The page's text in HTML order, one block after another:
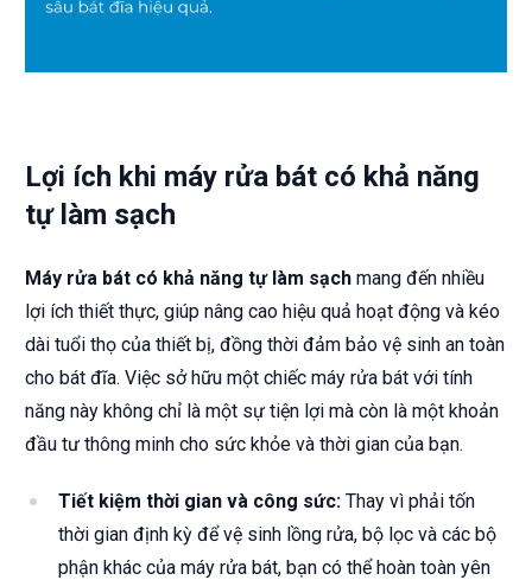
Lợi ích khi máy rửa bát có khả năng
tự làm sạch
Máy rửa bát có khả năng tự làm sạch mang đến nhiều
lợi ích thiết thực, giúp nâng cao hiệu quả hoạt động và kéo
dài tuổi thọ của thiết bị, đồng thời đảm bảo vệ sinh an toàn
cho bát đĩa. Việc sở hữu một chiếc máy rửa bát với tính
năng này không chỉ là một sự tiện lợi mà còn là một khoản
đầu tư thông minh cho sức khỏe và thời gian của bạn.
Tiết kiệm thời gian và công sức: Thay vì phải tốn
thời gian định kỳ để vệ sinh lồng rửa, bộ lọc và các bộ
phận khác của máy rửa bát, bạn có thể hoàn toàn yên